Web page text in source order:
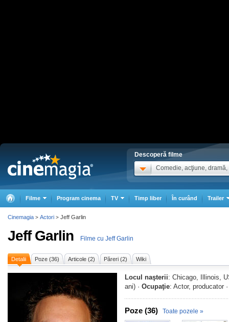
Descoperă filme
Comedie, acţiune, dramă,
Filme Program cinema TV Timp liber În curând Trailer
Jeff Garlin Filme cu Jeff Garlin
Detalii Poze (36) Articole (2) Păreri (2) Wiki
Locul naşterii: Chicago, Illinois,
ani) · Ocupaţie: Actor, producator
Poze (36) Toate pozele »
Cinemagia > Actori > Jeff Garlin